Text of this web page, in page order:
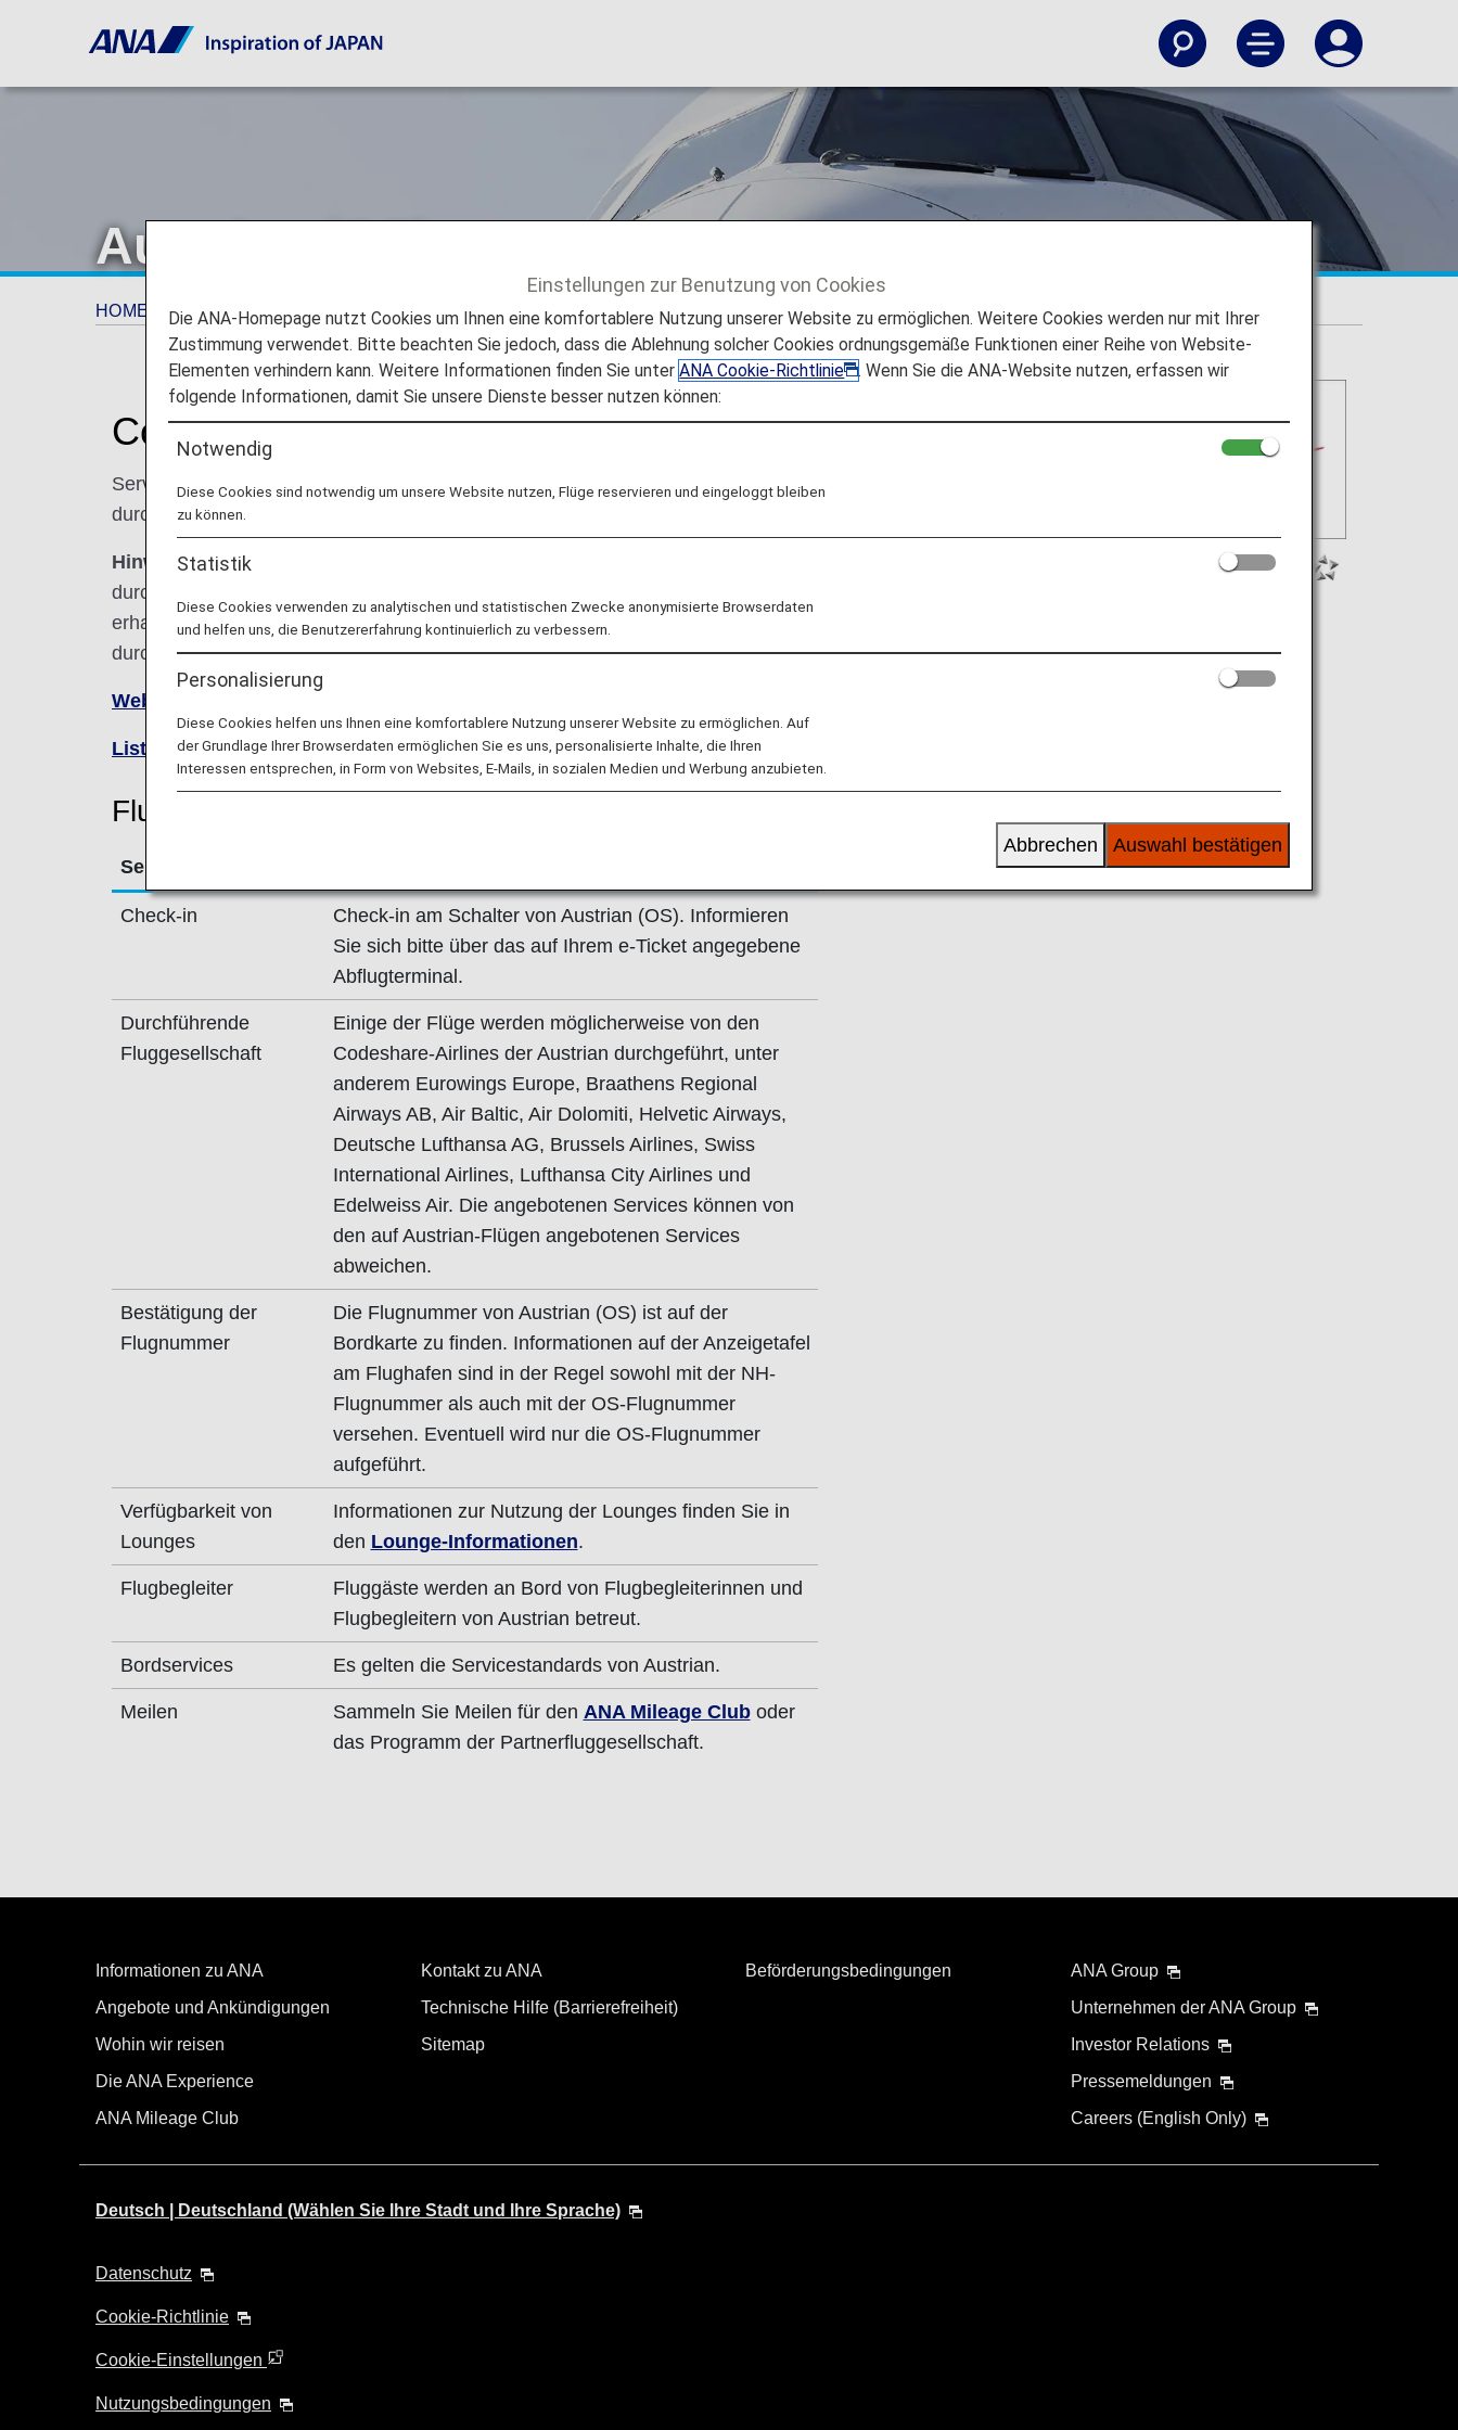
Austrian (OS)
HOME Planen und Buchen Codeshare-Flüge Austrian (OS)
Codeshare-Informationen für Austrian
Services für von ANA durchgeführte Codeshare-Flüge werden von der
durchführenden Fluggesellschaft wie nachfolgend angegeben erbracht.
Hinweis:In den meisten Fällen gelten die Geschäftsbedingungen der
durchführenden Fluggesellschaft für Codeshare-Flüge. Weitere Informationen
erhalten Sie zum Zeitpunkt der Reservierung, oder Sie kontaktieren die
durchführende Fluggesellschaft direkt.
Website von Austrian besuchen
Liste von Codeshare-Flügen.
Fluginformationen für Austrian (OS)
Service
Check-in
Check-in am Schalter von Austrian (OS). Informieren
Sie sich bitte über das auf Ihrem e-Ticket angegebene
Abflugterminal.
Durchführende
Fluggesellschaft
Einige der Flüge werden möglicherweise von den
Codeshare-Airlines der Austrian durchgeführt, unter
anderem Eurowings Europe, Braathens Regional
Airways AB, Air Baltic, Air Dolomiti, Helvetic Airways,
Deutsche Lufthansa AG, Brussels Airlines, Swiss
International Airlines, Lufthansa City Airlines und
Edelweiss Air. Die angebotenen Services können von
den auf Austrian-Flügen angebotenen Services
abweichen.
Bestätigung der
Flugnummer
Die Flugnummer von Austrian (OS) ist auf der
Bordkarte zu finden. Informationen auf der Anzeigetafel
am Flughafen sind in der Regel sowohl mit der NH-
Flugnummer als auch mit der OS-Flugnummer
versehen. Eventuell wird nur die OS-Flugnummer
aufgeführt.
Verfügbarkeit von
Lounges
Informationen zur Nutzung der Lounges finden Sie in
den Lounge-Informationen.
Flugbegleiter
Fluggäste werden an Bord von Flugbegleiterinnen und
Flugbegleitern von Austrian betreut.
Bordservices Es gelten die Servicestandards von Austrian.
Meilen Sammeln Sie Meilen für den ANA Mileage Cluboder
das Programm der Partnerfluggesellschaft.
Informationen zu ANA
Angebote und Ankündigungen
Wohin wir reisen
Die ANA Experience
ANA Mileage Club
Kontakt zu ANA
Technische Hilfe (Barrierefreiheit)
Sitemap
Beförderungsbedingungen
ANA Group
Unternehmen der ANA Group
Investor Relations
Pressemeldungen
Careers (English Only)
Deutsch | Deutschland (Wählen Sie Ihre Stadt und Ihre Sprache)
Datenschutz
Cookie-Richtlinie
Cookie-Einstellungen
Nutzungsbedingungen
Einstellungen zur Benutzung von Cookies
Die ANA-Homepage nutzt Cookies um Ihnen eine komfortablere Nutzung unserer Website zu ermöglichen. Weitere Cookies werden nur mit Ihrer
Zustimmung verwendet. Bitte beachten Sie jedoch, dass die Ablehnung solcher Cookies ordnungsgemäße Funktionen einer Reihe von Website-
Elementen verhindern kann. Weitere Informationen finden Sie unterANA Cookie-Richtlinie
. Wenn Sie die ANA-Website nutzen, erfassen wir
folgende Informationen, damit Sie unsere Dienste besser nutzen können:
Notwendig
Diese Cookies sind notwendig um unsere Website nutzen, Flüge reservieren und eingeloggt bleiben
zu können.
Statistik
Diese Cookies verwenden zu analytischen und statistischen Zwecke anonymisierte Browserdaten
und helfen uns, die Benutzererfahrung kontinuierlich zu verbessern.
Personalisierung
Diese Cookies helfen uns Ihnen eine komfortablere Nutzung unserer Website zu ermöglichen. Auf
der Grundlage Ihrer Browserdaten ermöglichen Sie es uns, personalisierte Inhalte, die Ihren
Interessen entsprechen, in Form von Websites, E-Mails, in sozialen Medien und Werbung anzubieten.
Auswahl bestätigen
Abbrechen